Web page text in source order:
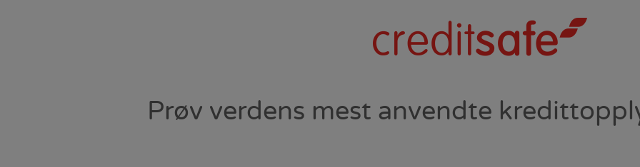
Prøv verdens mest anvendte